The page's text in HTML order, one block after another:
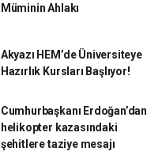
Müminin Ahlakı
Akyazı HEM’de Üniversiteye
Hazırlık Kursları Başlıyor!
Cumhurbaşkanı Erdoğan’dan
helikopter kazasındaki
şehitlere taziye mesajı